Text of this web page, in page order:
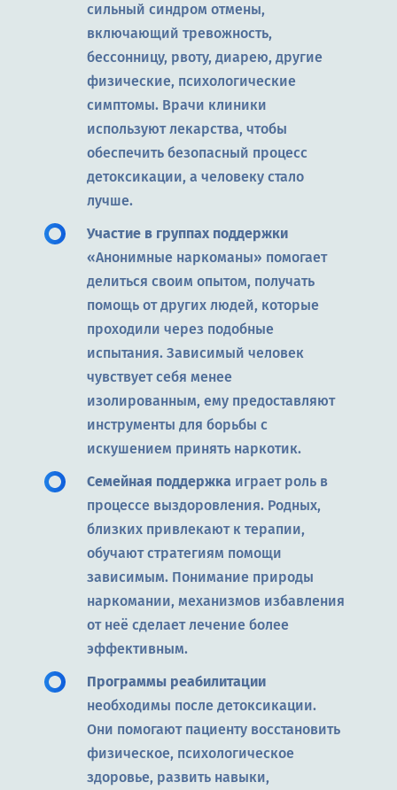
сильный синдром отмены,
включающий тревожность,
бессонницу, рвоту, диарею, другие
физические, психологические
симптомы. Врачи клиники
используют лекарства, чтобы
обеспечить безопасный процесс
детоксикации, а человеку стало
лучше.
Участие в группах поддержки
«Анонимные наркоманы» помогает
делиться своим опытом, получать
помощь от других людей, которые
проходили через подобные
испытания. Зависимый человек
чувствует себя менее
изолированным, ему предоставляют
инструменты для борьбы с
искушением принять наркотик.
Семейная поддержка играет роль в
процессе выздоровления. Родных,
близких привлекают к терапии,
обучают стратегиям помощи
зависимым. Понимание природы
наркомании, механизмов избавления
от неё сделает лечение более
эффективным.
Программы реабилитации
необходимы после детоксикации.
Они помогают пациенту восстановить
физическое, психологическое
здоровье, развить навыки,